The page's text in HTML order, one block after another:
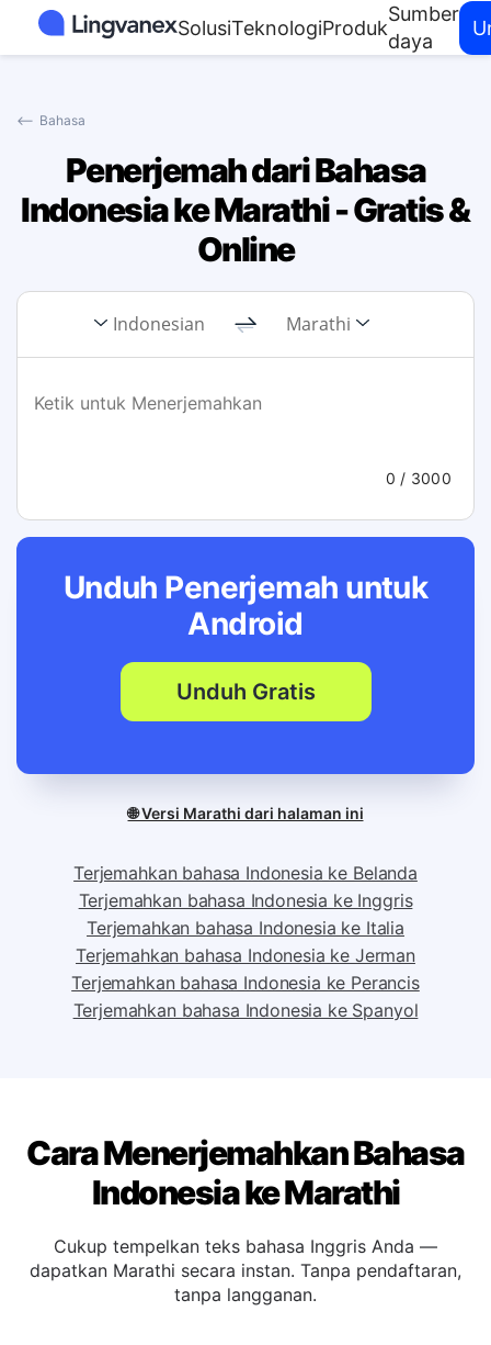
SolusiTeknologiProduk
Sumber
daya
⟵ Bahasa
Penerjemah dari Bahasa
Indonesia ke Marathi - Gratis &
Online
Indonesian Marathi
0 / 3000
Unduh Penerjemah untuk
Android
Unduh Gratis
🌐 Versi Marathi dari halaman ini
Terjemahkan bahasa Indonesia ke Belanda
Terjemahkan bahasa Indonesia ke Inggris
Terjemahkan bahasa Indonesia ke Italia
Terjemahkan bahasa Indonesia ke Jerman
Cara Menerjemahkan Bahasa
Indonesia ke Marathi
Cukup tempelkan teks bahasa Inggris Anda —